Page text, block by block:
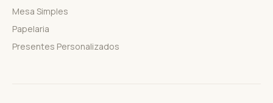
Mesa Simples
Papelaria
Presentes Personalizados